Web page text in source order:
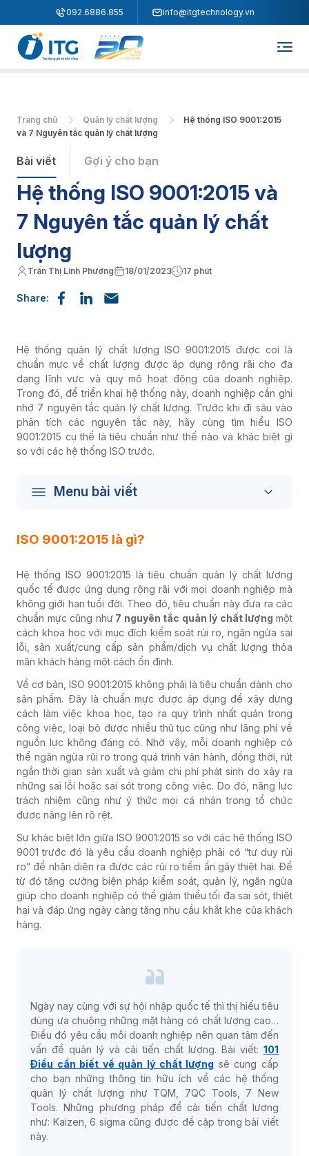
092.6886.855 info@itgtechnology.vn
Trang chủ Quản lý chất lượng
Hệ thống ISO 9001:2015
và 7 Nguyên tắc quản lý chất lượng
Bài viết Gợi ý cho bạn
Hệ thống ISO 9001:2015 và
7 Nguyên tắc quản lý chất
lượng
Trần Thị Linh Phương 18/01/2023 17 phút
Share:
Hệ thống quản lý chất lượng ISO 9001:2015 được coi là
chuẩn mực về chất lượng được áp dụng rộng rãi cho đa
dạng lĩnh vực và quy mô hoạt động của doanh nghiệp.
Trong đó, để triển khai hệ thống này, doanh nghiệp cần ghi
nhớ 7 nguyên tắc quản lý chất lượng. Trước khi đi sâu vào
phân tích các nguyên tắc này, hãy cùng tìm hiểu ISO
9001:2015 cụ thể là tiêu chuẩn như thế nào và khác biệt gì
so với các hệ thống ISO trước.
Menu bài viết
ISO 9001:2015 là gì?
Hệ thống ISO 9001:2015 là tiêu chuẩn quản lý chất lượng
quốc tế được ứng dụng rộng rãi với mọi doanh nghiệp mà
không giới hạn tuổi đời. Theo đó, tiêu chuẩn này đưa ra các
chuẩn mực cũng như 7 nguyên tắc quản lý chất lượngmột
cách khoa học với mục đích kiểm soát rủi ro, ngăn ngừa sai
lỗi, sản xuất/cung cấp sản phẩm/dịch vụ chất lượng thỏa
mãn khách hàng một cách ổn định.
Về cơ bản, ISO 9001:2015 không phải là tiêu chuẩn dành cho
sản phẩm. Đây là chuẩn mực được áp dụng để xây dựng
cách làm việc khoa học, tạo ra quy trình nhất quán trong
công việc, loại bỏ được nhiều thủ tục cũng như lãng phí về
nguồn lực không đáng có. Nhờ vậy, mỗi doanh nghiệp có
thể ngăn ngừa rủi ro trong quá trình vận hành, đồng thời, rút
ngắn thời gian sản xuất và giảm chi phí phát sinh do xảy ra
những sai lỗi hoặc sai sót trong công việc. Do đó, năng lực
trách nhiệm cũng như ý thức mọi cá nhân trong tổ chức
được nâng lên rõ rệt.
Sự khác biệt lớn giữa ISO 9001:2015 so với các hệ thống ISO
9001 trước đó là yêu cầu doanh nghiệp phải có “tư duy rủi
ro” để nhận diện ra được các rủi ro tiềm ẩn gây thiệt hại. Để
từ đó tăng cường biện pháp kiểm soát, quản lý, ngăn ngừa
giúp cho doanh nghiệp có thể giảm thiểu tối đa sai sót, thiệt
hại và đáp ứng ngày càng tăng nhu cầu khắt khe của khách
hàng.
Ngày nay cùng với sự hội nhập quốc tế thì thị hiếu tiêu
dùng ưa chuộng những mặt hàng có chất lượng cao…
Điều đó yêu cầu mỗi doanh nghiệp nên quan tâm đến
vấn đề quản lý và cải tiến chất lượng. Bài viết: 101
Điều cần biết về quản lý chất lượng sẽ cung cấp
cho bạn những thông tin hữu ích về các hệ thống
quản lý chất lượng như TQM, 7QC Tools, 7 New
Tools. Những phương pháp để cải tiến chất lượng
như: Kaizen, 6 sigma cũng được đề cập trong bài viết
này.